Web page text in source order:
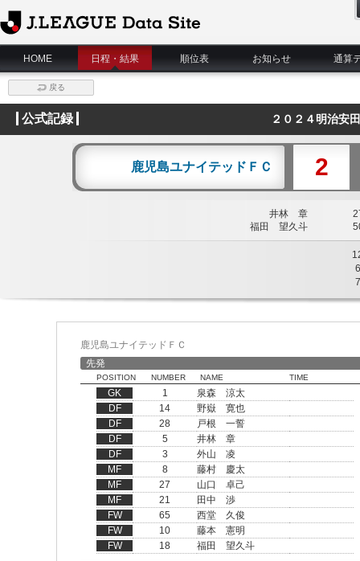
J.League Data Site
HOME
日程・結果 順位表 お知らせ 通算
戻る
公式記録 ２０２４明治安
鹿児島ユナイテッドＦＣ 2
井林 章
福田 望久斗
6
7
鹿児島ユナイテッドＦＣ
先発
POSITION NUMBER NAME TIME
GK 1
泉森 涼太
DF
14
野嶽 寛也
DF
28
戸根 一誓
DF
5
井林 章
DF
3
外山 凌
MF
8
藤村 慶太
MF
27
山口 卓己
MF
21
田中 渉
FW
65
西堂 久俊
FW
10
藤本 憲明
FW
18
福田 望久斗